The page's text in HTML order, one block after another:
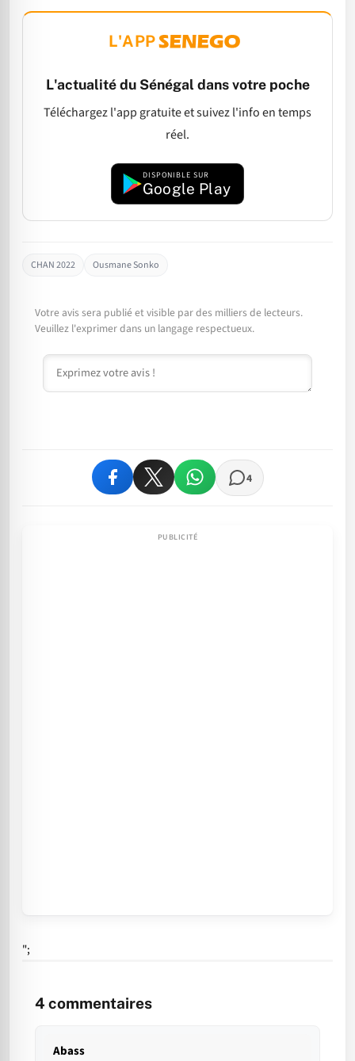
L'APP
L'actualité du Sénégal dans votre poche
Téléchargez l'app gratuite et suivez l'info en temps
réel.
DISPONIBLE SUR
Google Play
CHAN 2022 Ousmane Sonko
Votre avis sera publié et visible par des milliers de lecteurs.
Veuillez l'exprimer dans un langage respectueux.
Commentaire
4
";
4 commentaires
Abass